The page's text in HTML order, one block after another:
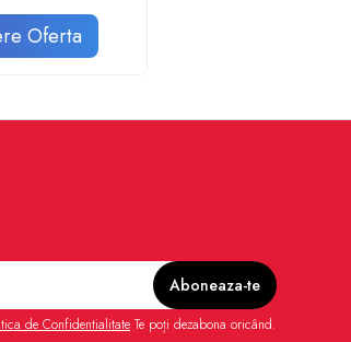
Oferta
de Confidentialitate Te poți dezabona oricând.